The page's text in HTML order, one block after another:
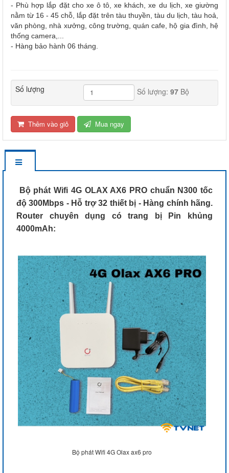
- Phù hợp lắp đặt cho xe ô tô, xe khách, xe du lịch, xe giường
nằm từ 16 - 45 chỗ, lắp đặt trên tàu thuyền, tàu du lịch, tàu hoả,
văn phòng, nhà xưởng, công trường, quán cafe, hộ gia đình, hệ
thống camera,...
- Hàng bảo hành 06 tháng.
Số lượng Số lượng: 97Bộ
Thêm vào giỏ Mua ngay
Bộ phát Wifi 4G OLAX AX6 PRO chuẩn N300 tốc
độ 300Mbps - Hỗ trợ 32 thiết bị - Hàng chính hãng.
Router chuyên dụng có trang bị Pin khủng
4000mAh:
Bộ phát Wifi 4G Olax ax6 pro